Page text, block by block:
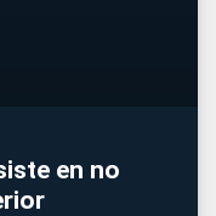
en no